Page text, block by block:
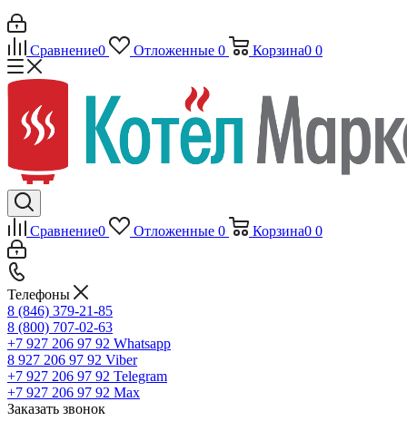
Сравнение0 Отложенные 0 Корзина0 0
Сравнение0 Отложенные 0 Корзина0 0
Телефоны
8 (846) 379-21-85
8 (800) 707-02-63
+7 927 206 97 92 Whatsapp
8 927 206 97 92 Viber
+7 927 206 97 92 Telegram
+7 927 206 97 92 Max
Заказать звонок